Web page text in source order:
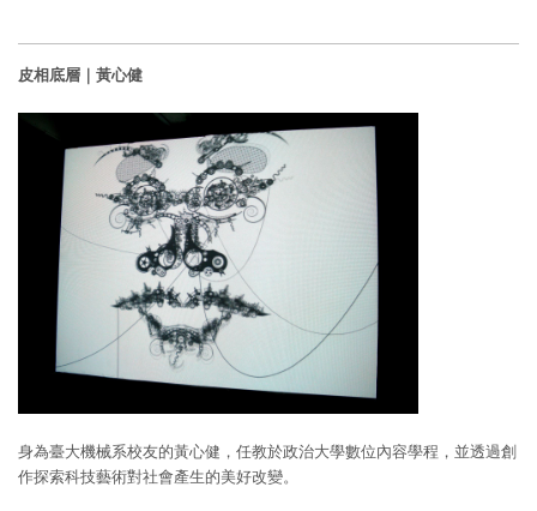
皮相底層｜黃心健
身為臺大機械系校友的黃心健，任教於政治大學數位內容學程，並透過創
作探索科技藝術對社會產生的美好改變。